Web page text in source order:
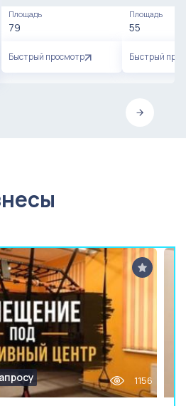
Площадь
79
Быстрый просмотр
Площадь
55
Быстрый
1156